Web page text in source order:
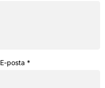
E-posta *